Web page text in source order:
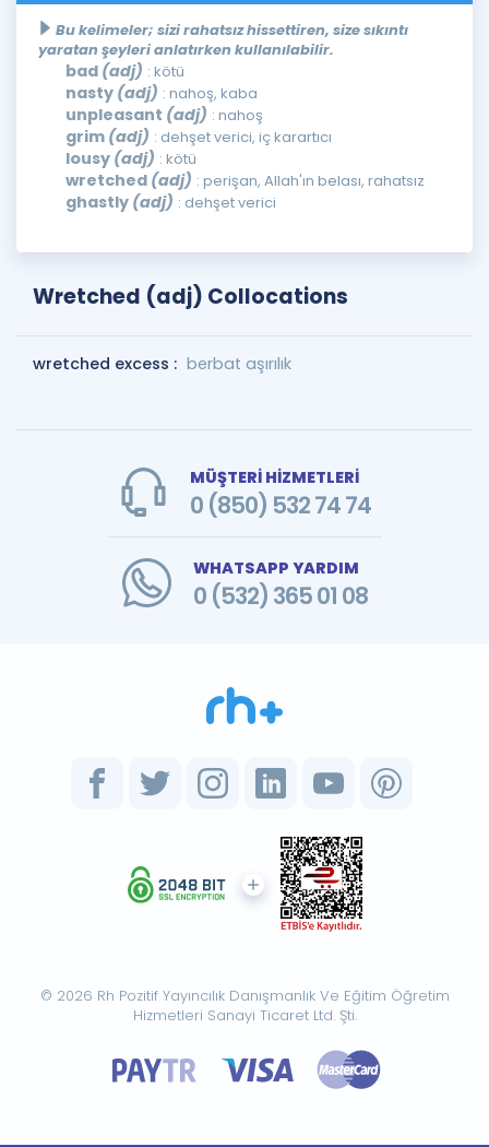
Bu kelimeler; sizi rahatsız hissettiren, size sıkıntı
yaratan şeyleri anlatırken kullanılabilir.
bad (adj) : kötü
nasty (adj) : nahoş, kaba
unpleasant (adj) : nahoş
grim (adj) : dehşet verici, iç karartıcı
lousy (adj) : kötü
wretched (adj) : perişan, Allah'ın belası, rahatsız
ghastly (adj) : dehşet verici
Wretched (adj) Collocations
wretched excess : berbat aşırılık
MÜŞTERİ HİZMETLERİ
0 (850) 532 74 74
WHATSAPP YARDIM
0 (532) 365 01 08
© 2026 Rh Pozitif Yayıncılık Danışmanlık Ve Eğitim Öğretim
Hizmetleri Sanayi Ticaret Ltd. Şti.